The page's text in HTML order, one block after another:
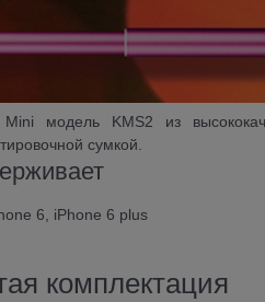
модель KMS2 из
сумкой.
6, iPhone 6 plus
комплектация